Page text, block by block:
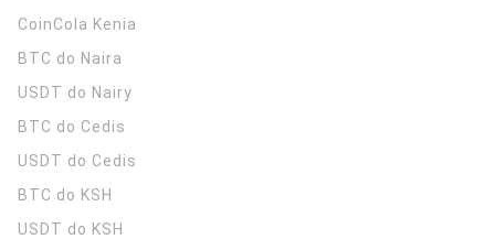
CoinCola Kenia
BTC do Naira
USDT do Nairy
BTC do Cedis
USDT do Cedis
BTC do KSH
USDT do KSH